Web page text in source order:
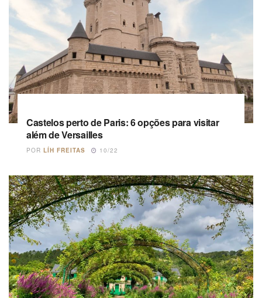
Castelos perto de Paris: 6 opções para visitar
além de Versailles
POR LÍH FREITAS 10/22